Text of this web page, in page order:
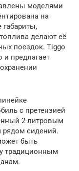
моделями
на
габариты,
делают её
поездок. Tiggo
и предлагает
с претензией
2-литровым
сидений.
быть
традиционным